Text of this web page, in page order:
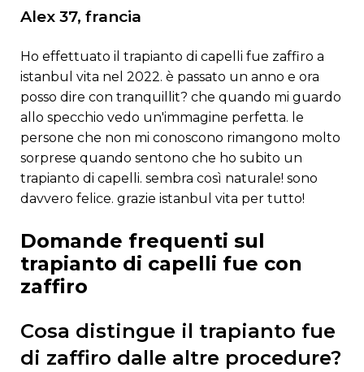
alex 37, francia
ho effettuato il trapianto di capelli fue zaffiro a
istanbul vita nel 2022. è passato un anno e ora
posso dire con tranquillit? che quando mi guardo
allo specchio vedo un'immagine perfetta. le
persone che non mi conoscono rimangono molto
sorprese quando sentono che ho subito un
trapianto di capelli. sembra così naturale! sono
davvero felice. grazie istanbul vita per tutto!
domande frequenti sul
trapianto di capelli fue con
zaffiro
cosa distingue il trapianto fue
di zaffiro dalle altre procedure?